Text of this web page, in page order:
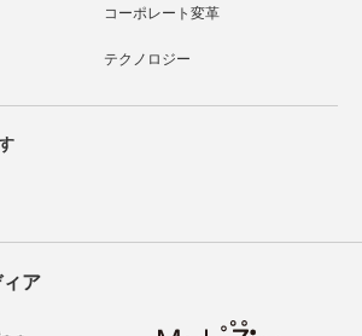
コーポレート変革
テクノロジー
ア